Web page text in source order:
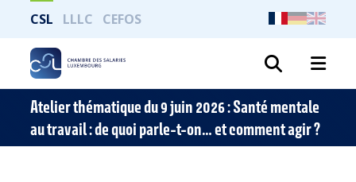
CSL LLLC CEFOS
Atelier thématique du 9 juin 2026 : Santé mentale
au travail : de quoi parle-t-on… et comment agir ?